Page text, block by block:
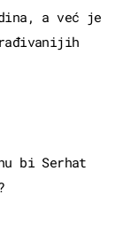
a već je
bi Serhat